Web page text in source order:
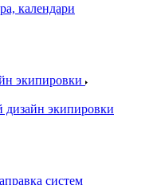
календари
экипировки
экипировки
систем